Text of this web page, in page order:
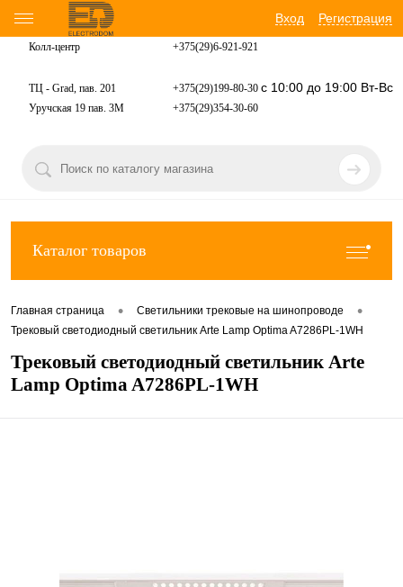
Вход Регистрация
Колл-центр +375(29)6-921-921
ТЦ - Grad, пав. 201 +375(29)199-80-30 с 10:00 до 19:00 Вт-Вс
Уручская 19 пав. 3М +375(29)354-30-60
Каталог товаров
Главная страница • Светильники трековые на шинопроводе •
Трековый светодиодный светильник Arte Lamp Optima A7286PL-1WH
Трековый светодиодный светильник Arte
Lamp Optima A7286PL-1WH